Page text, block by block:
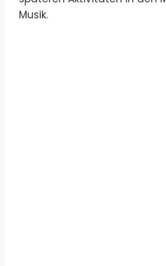
Musik.